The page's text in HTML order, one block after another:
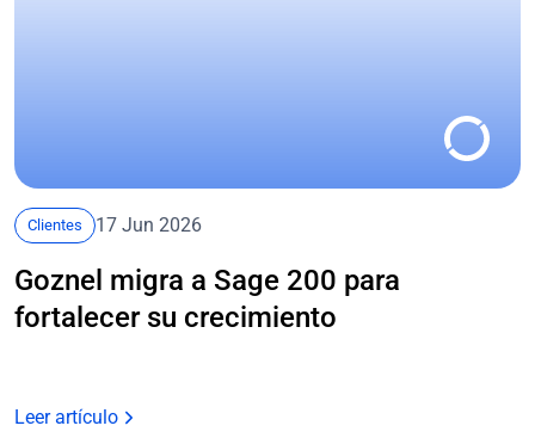
Clientes 17 Jun 2026
Goznel migra a Sage 200 para
fortalecer su crecimiento
Leer artículo